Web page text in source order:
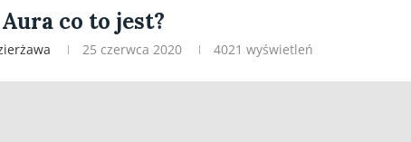
Aura co to jest?
25 czerwca 2020 4021 wyświetleń